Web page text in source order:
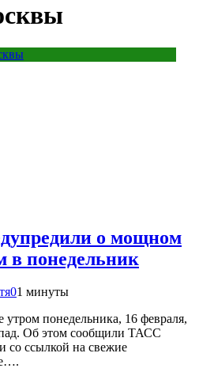
о мощном
в понедельник
01 минуты
понедельника, 16 февраля,
Об этом сообщили ТАСС
со ссылкой на свежие